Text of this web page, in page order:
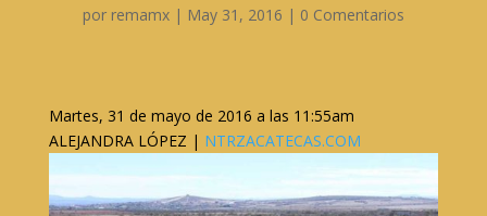
por remamx| May 31, 2016 | 0 Comentarios
Martes, 31 de mayo de 2016 a las 11:55am
ALEJANDRA LÓPEZ | NTRZACATECAS.COM